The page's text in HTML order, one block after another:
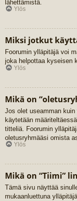
lähettämistä.
Ylös
Miksi jotkut
Foorumin ylläpitäjä voi
joka helpottaa kyseisen
Ylös
Mikä on
Jos olet useamman
käytetään
titteliä. Foorumin
oletusryhmääsi omista
Ylös
Mikä on “Tiimi”
Tämä sivu näyttää
mukaanluettuna